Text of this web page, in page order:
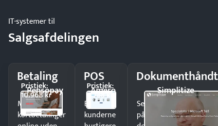
IT-systemer til
Salgsafdelingen
Betaling
Pensopay
Pristjek:
10.968 kr
Modtag
kortbetalinger
POS
Amero
Pristjek:
4.788 kr
Ekspedér
kunderne
Simplitize
Send kontrakter til
på minutter og mist